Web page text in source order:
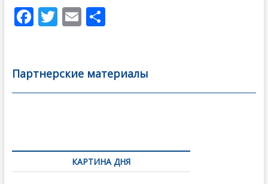
F
b
o
T
er
E
l
О
а
в
Партнерские материалы
по
записямКАРТИНА ДНЯ